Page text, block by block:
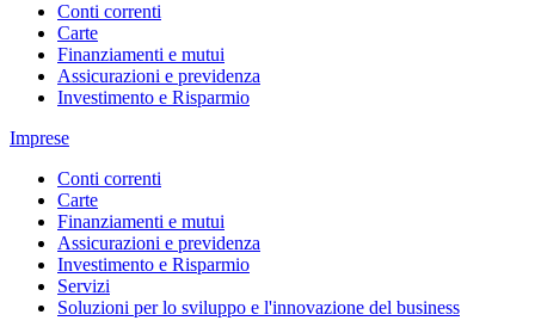
Conti correnti
Carte
Finanziamenti e mutui
Assicurazioni e previdenza
Investimento e Risparmio
Imprese
Conti correnti
Carte
Finanziamenti e mutui
Assicurazioni e previdenza
Investimento e Risparmio
Servizi
Soluzioni per lo sviluppo e l'innovazione del business